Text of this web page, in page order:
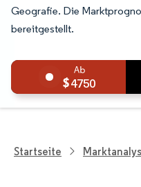
Geografie. Die
bereitgestellt.
4750
Startseite